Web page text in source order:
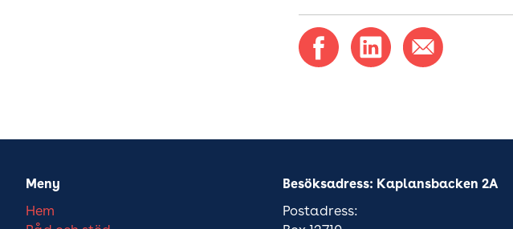
Meny
Hem
Besöksadress: Kaplansbacken 2A
Postadress: